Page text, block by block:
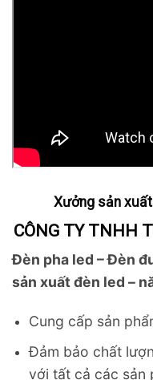
Xưởng sản xuất
CÔNG TY TNHH
Đèn pha led – Đèn
sản xuất đèn led –
Cung cấp sản
Đảm bảo chất
với tất cả các sản